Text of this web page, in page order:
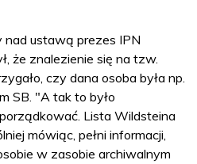
nad ustawą prezes IPN
że znalezienie się na tzw.
czy dana osoba była np.
SB. "A tak to było
Lista Wildsteina
mówiąc, pełni informacji,
w zasobie archiwalnym